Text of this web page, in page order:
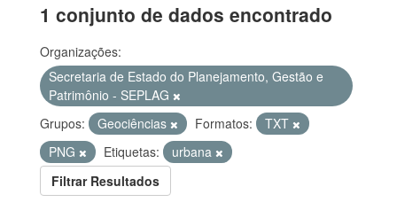
1 conjunto de dados encontrado
Organizações:
Secretaria de Estado do Planejamento, Gestão e
Patrimônio - SEPLAG
Grupos:
Geociências Formatos:
TXT
PNG
Etiquetas:
urbana
Filtrar Resultados